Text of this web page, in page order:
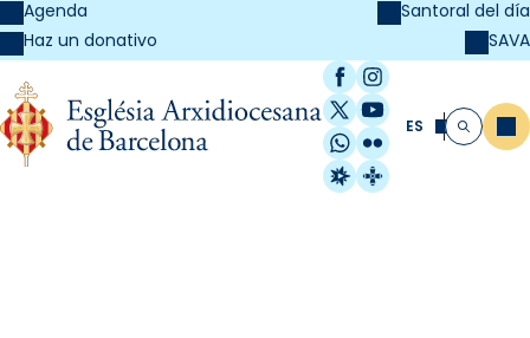
Agenda
Haz un donativo
Santoral del día
SAVA
Facebook
Instagram
X / Twitter
YouTube
WhatsApp
Flickr
Radio Estel
Catalunya
ES Buscar